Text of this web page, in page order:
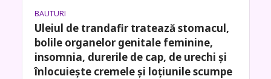
BAUTURI
Uleiul de trandafir tratează stomacul,
bolile organelor genitale feminine,
insomnia, durerile de cap, de urechi și
înlocuiește cremele și loțiunile scumpe